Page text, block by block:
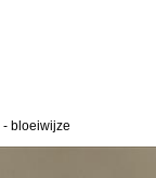
- bloeiwijze